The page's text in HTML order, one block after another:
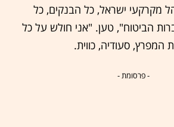
מקרקעי ישראל, כל הבנקים, כל
הביטוח", טען. "אני חולש על כל
המפרץ, סעודיה, כווית.
- פרסומת -